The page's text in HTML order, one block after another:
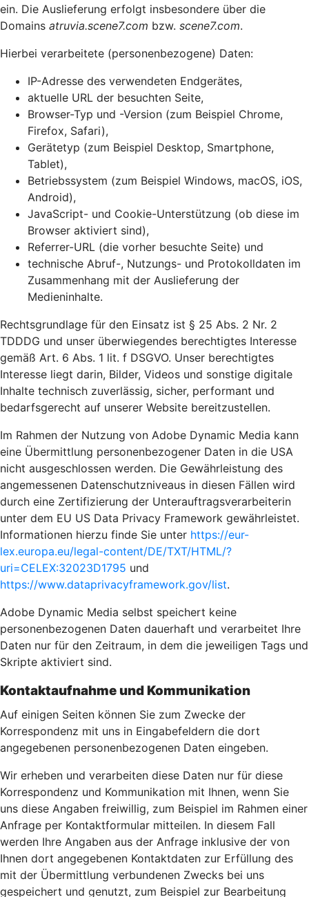
ein. Die Auslieferung erfolgt insbesondere über die
Domains atruvia.scene7.com bzw. scene7.com.
Hierbei verarbeitete (personenbezogene) Daten:
IP-Adresse des verwendeten Endgerätes,
aktuelle URL der besuchten Seite,
Browser-Typ und -Version (zum Beispiel Chrome,
Firefox, Safari),
Gerätetyp (zum Beispiel Desktop, Smartphone,
Tablet),
Betriebssystem (zum Beispiel Windows, macOS, iOS,
Android),
JavaScript- und Cookie-Unterstützung (ob diese im
Browser aktiviert sind),
Referrer-URL (die vorher besuchte Seite) und
technische Abruf-, Nutzungs- und Protokolldaten im
Zusammenhang mit der Auslieferung der
Medieninhalte.
Rechtsgrundlage für den Einsatz ist § 25 Abs. 2 Nr. 2
TDDDG und unser überwiegendes berechtigtes Interesse
gemäß Art. 6 Abs. 1 lit. f DSGVO. Unser berechtigtes
Interesse liegt darin, Bilder, Videos und sonstige digitale
Inhalte technisch zuverlässig, sicher, performant und
bedarfsgerecht auf unserer Website bereitzustellen.
Im Rahmen der Nutzung von Adobe Dynamic Media kann
eine Übermittlung personenbezogener Daten in die USA
nicht ausgeschlossen werden. Die Gewährleistung des
angemessenen Datenschutzniveaus in diesen Fällen wird
durch eine Zertifizierung der Unterauftragsverarbeiterin
unter dem EU US Data Privacy Framework gewährleistet.
Informationen hierzu finde Sie unter https://eur-
lex.europa.eu/legal-content/DE/TXT/HTML/?
uri=CELEX:32023D1795 und
https://www.dataprivacyframework.gov/list.
Adobe Dynamic Media selbst speichert keine
personenbezogenen Daten dauerhaft und verarbeitet Ihre
Daten nur für den Zeitraum, in dem die jeweiligen Tags und
Skripte aktiviert sind.
Kontaktaufnahme und Kommunikation
Auf einigen Seiten können Sie zum Zwecke der
Korrespondenz mit uns in Eingabefeldern die dort
angegebenen personenbezogenen Daten eingeben.
Wir erheben und verarbeiten diese Daten nur für diese
Korrespondenz und Kommunikation mit Ihnen, wenn Sie
uns diese Angaben freiwillig, zum Beispiel im Rahmen einer
Anfrage per Kontaktformular mitteilen. In diesem Fall
werden Ihre Angaben aus der Anfrage inklusive der von
Ihnen dort angegebenen Kontaktdaten zur Erfüllung des
mit der Übermittlung verbundenen Zwecks bei uns
gespeichert und genutzt, zum Beispiel zur Bearbeitung